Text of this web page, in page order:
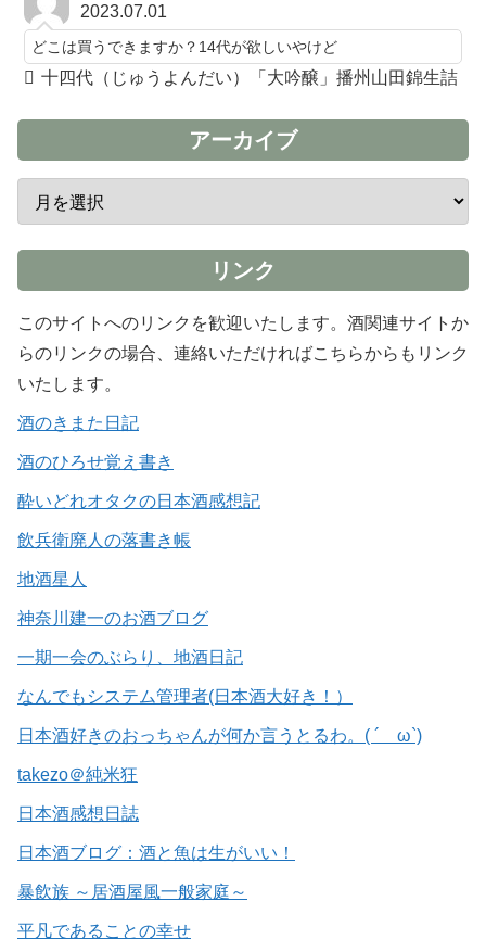
2023.07.01
どこは買うできますか？14代が欲しいやけど
十四代（じゅうよんだい）「大吟醸」播州山田錦生詰
アーカイブ
リンク
このサイトへのリンクを歓迎いたします。酒関連サイトか
らのリンクの場合、連絡いただければこちらからもリンク
いたします。
酒のきまた日記
酒のひろせ覚え書き
酔いどれオタクの日本酒感想記
飲兵衛廃人の落書き帳
地酒星人
神奈川建一のお酒ブログ
一期一会のぶらり、地酒日記
なんでもシステム管理者(日本酒大好き！）
日本酒好きのおっちゃんが何か言うとるわ。( ´ ω`)
takezo＠純米狂
日本酒感想日誌
日本酒ブログ：酒と魚は生がいい！
暴飲族 ～居酒屋風一般家庭～
平凡であることの幸せ